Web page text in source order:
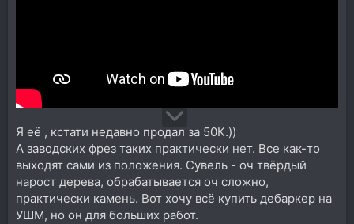
Я её , кстати недавно продал за 50К.))
А заводских фрез таких практически нет. Все как-то
выходят сами из положения. Сувель - оч твёрдый
нарост дерева, обрабатывается оч сложно,
практически камень. Вот хочу всё купить дебаркер на
УШМ, но он для больших работ.